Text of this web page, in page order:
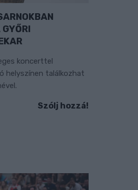
koncerttel
helyszínen találkozhat
Szólj hozzá!